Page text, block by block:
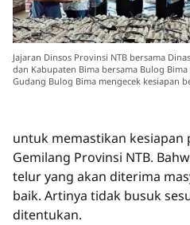
Jajaran Dinsos Provinsi NTB bersama
dan Kabupaten Bima bersama Bulog
Gudang Bulog Bima mengecek kesiapan
untuk memastikan kesiapan
Gemilang Provinsi NTB.
telur yang akan diterima
baik. Artinya tidak busuk
ditentukan.